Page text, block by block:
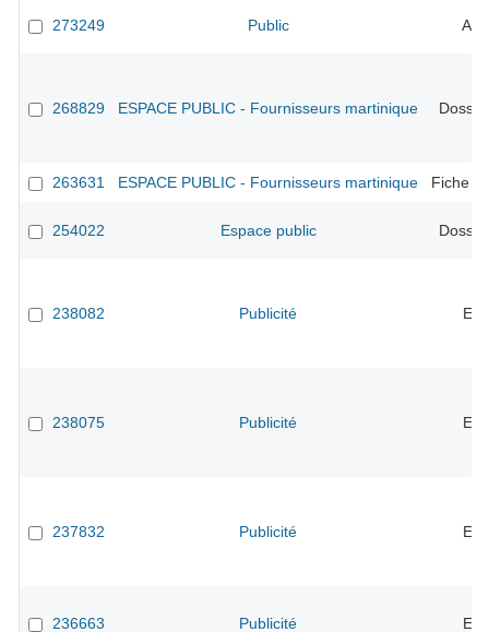
273249 Public
268829 ESPACE PUBLIC - Fournisseurs martinique
263631 ESPACE PUBLIC - Fournisseurs martinique Fiche
254022 Espace public
238082 Publicité
238075 Publicité
237832 Publicité
236663 Publicité